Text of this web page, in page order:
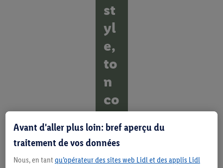
st
yl
e,
to
n
co
co
n.
é
Avant d'aller plus loin: bref aperçu du
traitement de vos données
Nous, en tant qu’opérateur des sites web Lidl et des applis Lidl